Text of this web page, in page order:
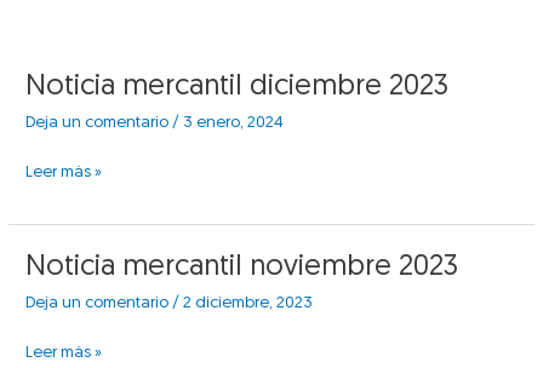
Noticia mercantil diciembre 2023
Deja un comentario / 3 enero, 2024
Noticia
diciembre
Leer más »
Noticia mercantil noviembre 2023
Deja un comentario /2 diciembre, 2023
Noticia
noviembre
Leer más »